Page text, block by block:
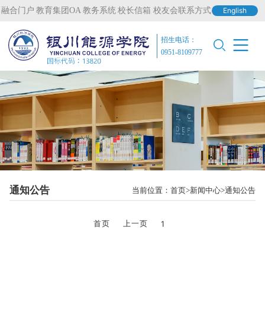
融合门户 教育集团OA 教务系统 校长信箱 校友会联系方式 English
招生电话：
0951-8109777
通知公告 当前位置：首页 新闻中心 通知公告
首页 上一页 1